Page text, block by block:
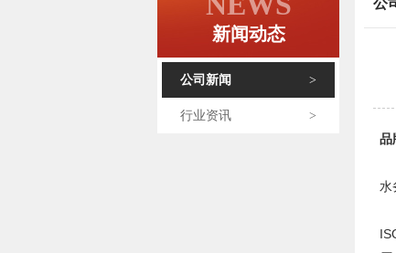
新闻动态
公司新闻 >
行业资讯 >
公
品
水